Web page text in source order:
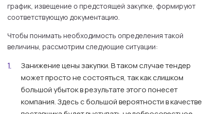
график, извещение о предстоящей закупке, формируют
соответствующую документацию.
Чтобы понимать необходимость определения такой
величины, рассмотрим следующие ситуации:
Занижение цены закупки. В таком случае тендер
может просто не состояться, так как слишком
большой убыток в результате этого понесет
компания. Здесь с большой вероятности в качестве